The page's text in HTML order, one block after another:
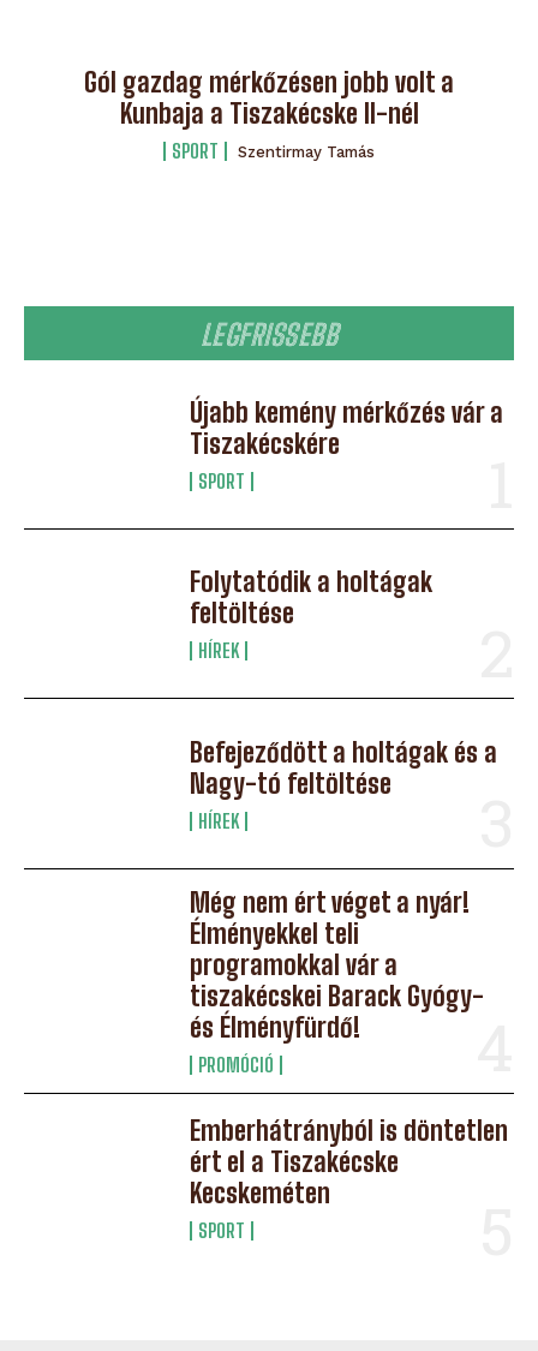
Gól gazdag mérkőzésen jobb volt a
Kunbaja a Tiszakécske II-nél
SPORT Szentirmay Tamás
LEGFRISSEBB
Újabb kemény mérkőzés vár a
Tiszakécskére
SPORT
Folytatódik a holtágak
feltöltése
HÍREK
Befejeződött a holtágak és a
Nagy-tó feltöltése
HÍREK
Még nem ért véget a nyár!
Élményekkel teli
programokkal vár a
tiszakécskei Barack Gyógy-
és Élményfürdő!
PROMÓCIÓ
Emberhátrányból is döntetlen
ért el a Tiszakécske
Kecskeméten
SPORT